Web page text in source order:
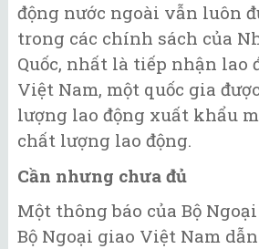
động nước ngoài vẫn luôn
trong các chính sách của
Quốc, nhất là tiếp nhận lao
Việt Nam, một quốc gia
lượng lao động xuất khẩu
chất lượng lao động.
Cần nhưng chưa đủ
Một thông báo của Bộ
Bộ Ngoại giao Việt Nam